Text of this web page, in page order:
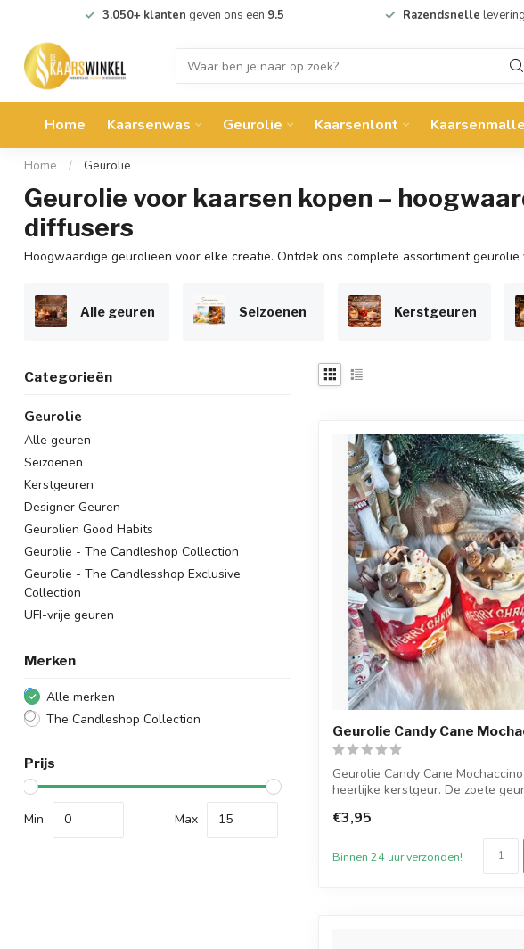
3.050+ klanten geven ons een 9.5 Razendsnelle
Home Kaarsenwas Geurolie Kaarsenlont
Home / Geurolie
Geurolie voor kaarsen kopen –
diffusers
Hoogwaardige geurolieën voor elke creatie. Ontdek ons complete assortiment
Alle geuren Seizoenen Kerstgeuren
Categorieën
Geurolie
Alle geuren
Seizoenen
Kerstgeuren
Designer Geuren
Geurolien Good Habits
Geurolie - The Candleshop Collection
Geurolie - The Candlesshop Exclusive
Collection
UFI-vrije geuren
Merken
Alle merken
The Candleshop Collection
Prijs
Min Max
Geurolie Candy Cane
Geurolie Candy Cane
heerlijke kerstgeur. De zoete
€3,95
Binnen 24 uur verzonden!